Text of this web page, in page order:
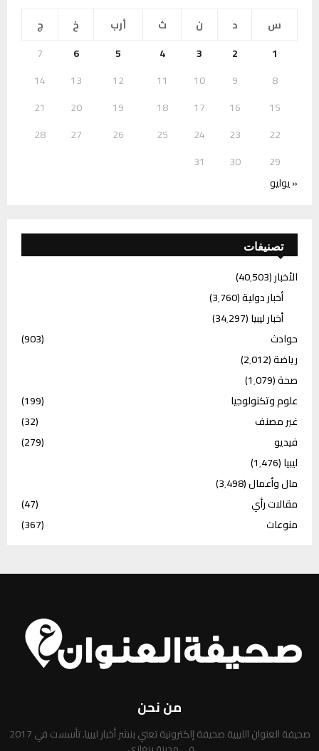
س
د ن ث أرب خ
ج
1
2
3
4
5
6
7
8
9
10
11
12
13
14
15
16
17
18
19
20
21
22
23
24
25
26
27
28
29
30
31
« يوليو
تصنيفات
الأخبار(40٬503)
أخبار دولية(3٬760)
أخبار ليبيا(34٬297)
حوادث
(903)
رياضة(2٬012)
صحة(1٬079)
علوم وتكنولوجيا
(199)
غير مصنف
(32)
فيديو
(279)
ليبيا(1٬476)
مال وأعمال(3٬498)
مقالات رأي
(47)
منوعات
(367)
من نحن
صحيفة العنوان الليبية صحيفة إلكترونية تعني بنشر أخبار ليبيا. تأسست في 2017